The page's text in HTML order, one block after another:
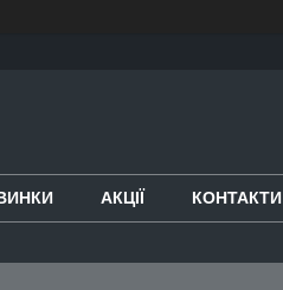
АКЦІЇ КОНТАКТИ